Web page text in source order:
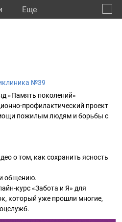
Eще
№39
«Память поколений»
профилактический проект
пожилым людям и борьбы с
о том, как сохранить ясность
общению.
курс «Забота и Я» для
который уже прошли многие,